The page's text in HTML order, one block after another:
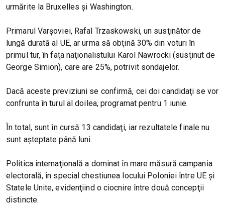
urmărite la Bruxelles și Washington.
Primarul Varşoviei, Rafal Trzaskowski, un susţinător de
lungă durată al UE, ar urma să obţină 30% din voturi în
primul tur, în faţa naţionalistului Karol Nawrocki (susţinut de
George Simion), care are 25%, potrivit sondajelor.
Dacă aceste previziuni se confirmă, cei doi candidaţi se vor
confrunta în turul al doilea, programat pentru 1 iunie.
În total, sunt în cursă 13 candidaţi, iar rezultatele finale nu
sunt aşteptate până luni.
Politica internaţională a dominat în mare măsură campania
electorală, în special chestiunea locului Poloniei între UE şi
Statele Unite, evidenţiind o ciocnire între două concepţii
distincte.